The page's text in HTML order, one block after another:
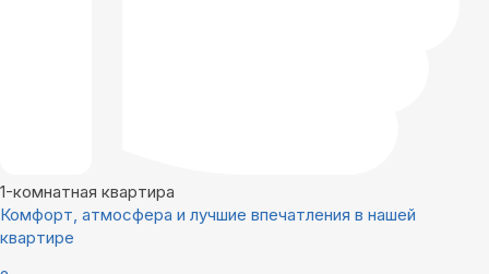
1-комнатная квартира
Комфорт, атмосфера и лучшие впечатления в нашей
квартире